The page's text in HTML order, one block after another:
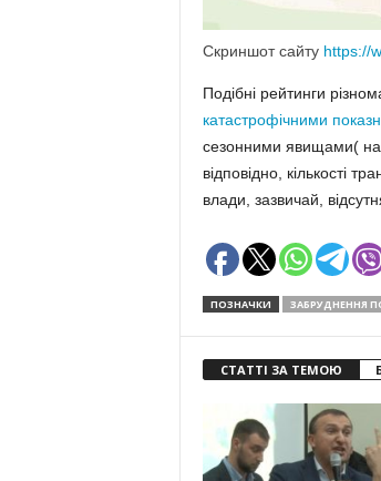
Скриншот сайту https://
Подібні рейтинги
катастрофічними
сезонними явищами(
відповідно, кількості
влади, зазвичай,
ПОЗНАЧКИ ЗАБРУДНЕННЯ
СТАТТІ ЗА ТЕМОЮ